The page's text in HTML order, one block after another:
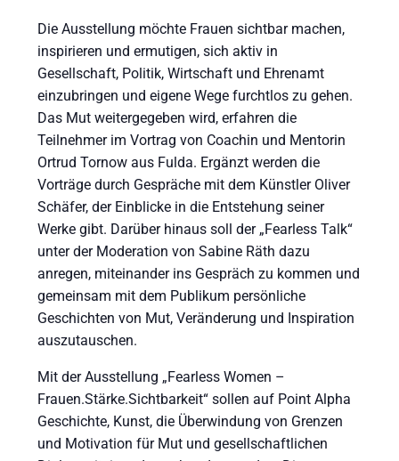
Die Ausstellung möchte Frauen sichtbar machen,
inspirieren und ermutigen, sich aktiv in
Gesellschaft, Politik, Wirtschaft und Ehrenamt
einzubringen und eigene Wege furchtlos zu gehen.
Das Mut weitergegeben wird, erfahren die
Teilnehmer im Vortrag von Coachin und Mentorin
Ortrud Tornow aus Fulda. Ergänzt werden die
Vorträge durch Gespräche mit dem Künstler Oliver
Schäfer, der Einblicke in die Entstehung seiner
Werke gibt. Darüber hinaus soll der „Fearless Talk“
unter der Moderation von Sabine Räth dazu
anregen, miteinander ins Gespräch zu kommen und
gemeinsam mit dem Publikum persönliche
Geschichten von Mut, Veränderung und Inspiration
auszutauschen.
Mit der Ausstellung „Fearless Women –
Frauen.Stärke.Sichtbarkeit“ sollen auf Point Alpha
Geschichte, Kunst, die Überwindung von Grenzen
und Motivation für Mut und gesellschaftlichen